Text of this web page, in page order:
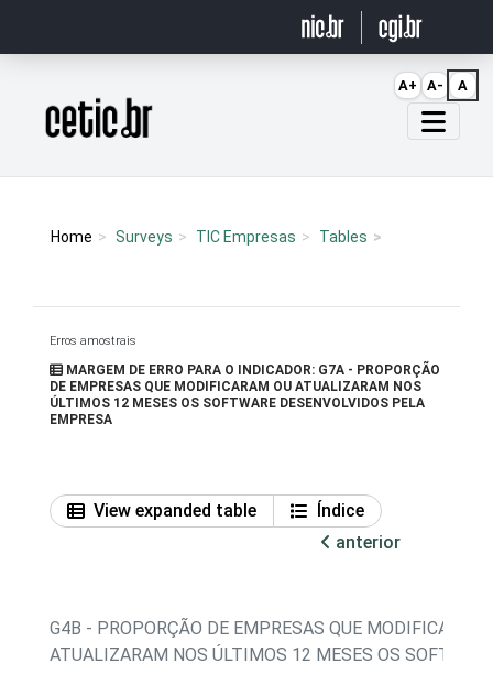
Página inicial
Home Surveys TIC Empresas Tables
Erros amostrais
MARGEM DE ERRO PARA O INDICADOR: G7A - PROPORÇÃO
DE EMPRESAS QUE MODIFICARAM OU ATUALIZARAM NOS
ÚLTIMOS 12 MESES OS SOFTWARE DESENVOLVIDOS PELA
EMPRESA
View expanded table
Índice
anterior
G4B - PROPORÇÃO DE EMPRESAS QUE MODIFICARAM
ATUALIZARAM NOS ÚLTIMOS 12 MESES OS
A+ A- A